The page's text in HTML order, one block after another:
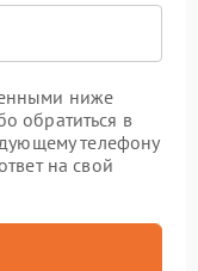
ниже
обратиться в
телефону
на свой